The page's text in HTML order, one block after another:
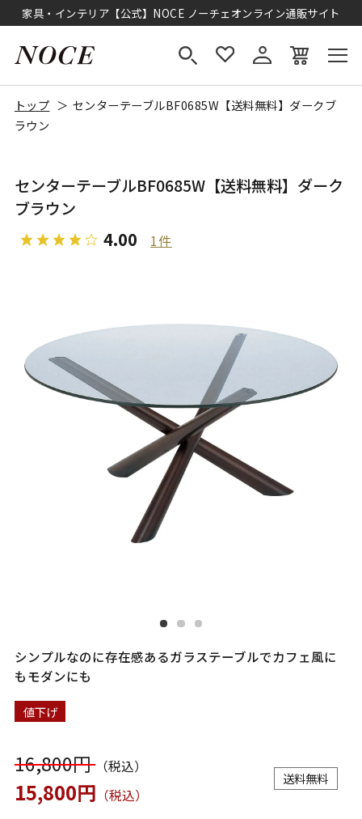
家具・インテリア【公式】NOCE ノーチェオンライン通販サイト
トップ
センターテーブルBF0685W【送料無料】ダークブ
ラウン
センターテーブルBF0685W【送料無料】ダーク
ブラウン
4.00 1件
シンプルなのに存在感あるガラステーブルでカフェ風に
もモダンにも
値下げ
16,800円（税込）
15,800円 （税込）
送料無料